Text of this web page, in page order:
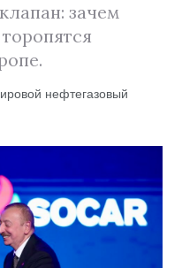
зачем
нефтегазовый